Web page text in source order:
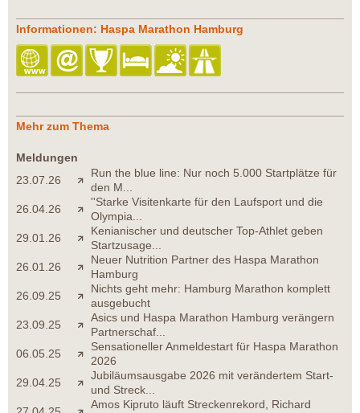
Informationen: Haspa Marathon Hamburg
Mehr zum Thema
Meldungen
23.07.26
Run the blue line: Nur noch 5.000 Startplätze für
den M...
26.04.26
''Starke Visitenkarte für den Laufsport und die
Olympia...
29.01.26
Kenianischer und deutscher Top-Athlet geben
Startzusage...
26.01.26
Neuer Nutrition Partner des Haspa Marathon
Hamburg
26.09.25
Nichts geht mehr: Hamburg Marathon komplett
ausgebucht
23.09.25
Asics und Haspa Marathon Hamburg verängern
Partnerschaf...
06.05.25
Sensationeller Anmeldestart für Haspa Marathon
2026
29.04.25
Jubiläumsausgabe 2026 mit verändertem Start-
und Streck...
Amos Kipruto läuft Streckenrekord, Richard